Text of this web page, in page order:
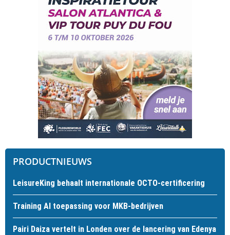
PRODUCTNIEUWS
LeisureKing behaalt internationale OCTO-certificering
Training AI toepassing voor MKB-bedrijven
Pairi Daiza vertelt in Londen over de lancering van Edenya